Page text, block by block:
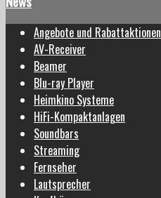
Angebote und Rabattaktionen
AV-Receiver
Beamer
Blu-ray Player
Heimkino Systeme
HiFi-Kompaktanlagen
Soundbars
Streaming
Fernseher
Lautsprecher